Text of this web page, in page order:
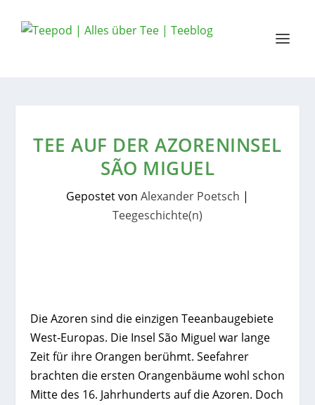
TEE AUF DER AZORENINSEL
SÃO MIGUEL
Gepostet von Alexander Poetsch |
Teegeschichte(n)
Die Azoren sind die einzigen Teeanbaugebiete
West-Europas. Die Insel São Miguel war lange
Zeit für ihre Orangen berühmt. Seefahrer
brachten die ersten Orangenbäume wohl schon
Mitte des 16. Jahrhunderts auf die Azoren. Doch